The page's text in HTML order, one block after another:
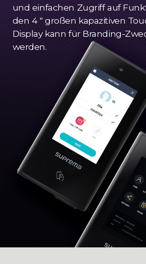
und einfachen Zugriff auf
den 4 " großen kapazitiven
Display kann für Branding-
werden.